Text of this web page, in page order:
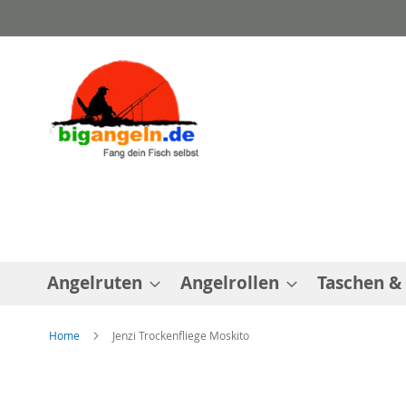
zum
Angelruten Angelrollen Taschen &
Home Jenzi Trockenfliege Moskito